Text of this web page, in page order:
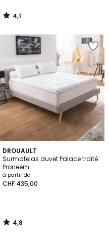
4,1
/
DROUAULT
Surmatelas duvet Palace traité
Proneem
à partir de
CHF 435,00
4,8
/ 5
4,8
/